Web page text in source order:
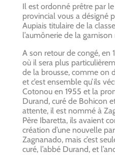
Il est ordonné prêtre par
provincial vous a désigné
Aupiais titulaire de la
l’aumônerie de la
A son retour de congé, en
où il sera plus
de la brousse, comme on
et c’est ensemble qu’ils
Cotonou en 1955 et la
Durand, curé de Bohicon
attente, il est nommé à
Père Ibaretta, ils avaient
création d’une nouvelle
Zagnanado, mais c’est
curé, l’abbé Durand, et